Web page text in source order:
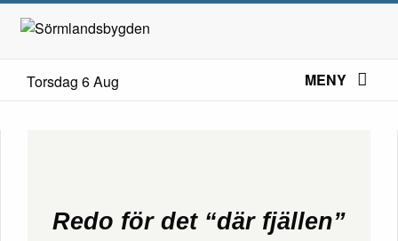
Torsdag 6 Aug MENY
Redo för det “där fjällen”